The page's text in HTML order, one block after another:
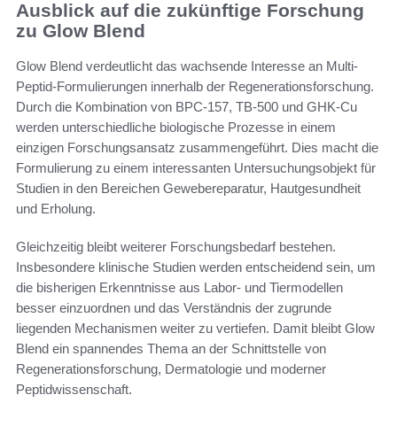
Ausblick auf die zukünftige Forschung
zu Glow Blend
Glow Blend verdeutlicht das wachsende Interesse an Multi-
Peptid-Formulierungen innerhalb der Regenerationsforschung.
Durch die Kombination von BPC-157, TB-500 und GHK-Cu
werden unterschiedliche biologische Prozesse in einem
einzigen Forschungsansatz zusammengeführt. Dies macht die
Formulierung zu einem interessanten Untersuchungsobjekt für
Studien in den Bereichen Gewebereparatur, Hautgesundheit
und Erholung.
Gleichzeitig bleibt weiterer Forschungsbedarf bestehen.
Insbesondere klinische Studien werden entscheidend sein, um
die bisherigen Erkenntnisse aus Labor- und Tiermodellen
besser einzuordnen und das Verständnis der zugrunde
liegenden Mechanismen weiter zu vertiefen. Damit bleibt Glow
Blend ein spannendes Thema an der Schnittstelle von
Regenerationsforschung, Dermatologie und moderner
Peptidwissenschaft.